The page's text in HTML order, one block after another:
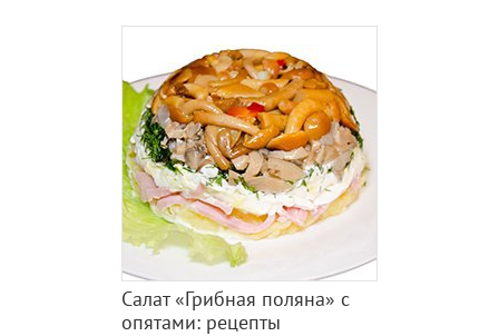
Салат «Грибная поляна» с
опятами: рецепты